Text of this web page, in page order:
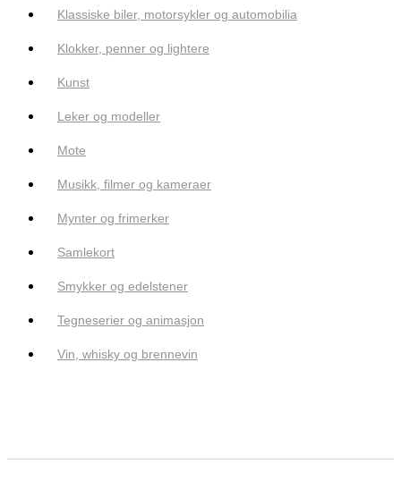
Klassiske biler, motorsykler og automobilia
Klokker, penner og lightere
Kunst
Leker og modeller
Mote
Musikk, filmer og kameraer
Mynter og frimerker
Samlekort
Smykker og edelstener
Tegneserier og animasjon
Vin, whisky og brennevin